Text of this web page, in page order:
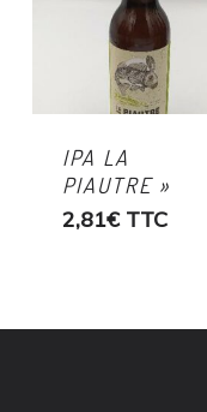
IPA LA
PIAUTRE »
2,81€ TTC